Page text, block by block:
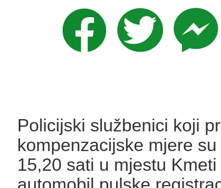
Policijski službenici koji
kompenzacijske mjere
15,20 sati u mjestu